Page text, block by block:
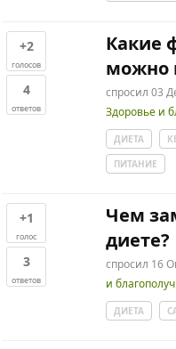
+2
голосов
4
ответов
Какие
можно
спросил 03
Здоровье и
ДИЕТА
ПИТАНИЕ
+1
голос
3
ответов
Чем
диете?
спросил 16
и
ДИЕТА